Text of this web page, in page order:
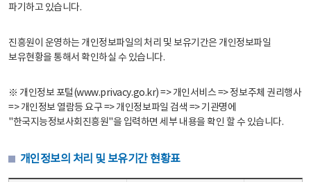
파기하고 있습니다.
진흥원이 운영하는 개인정보파일의 처리 및 보유기간은 개인정보파일
보유현황을 통해서 확인하실 수 있습니다.
※ 개인정보 포털(www.privacy.go.kr) => 개인서비스 => 정보주체 권리행사
=> 개인정보 열람등 요구 => 개인정보파일 검색 => 기관명에
"한국지능정보사회진흥원"을 입력하면 세부 내용을 확인 할 수 있습니다.
개인정보의 처리 및 보유기간 현황표